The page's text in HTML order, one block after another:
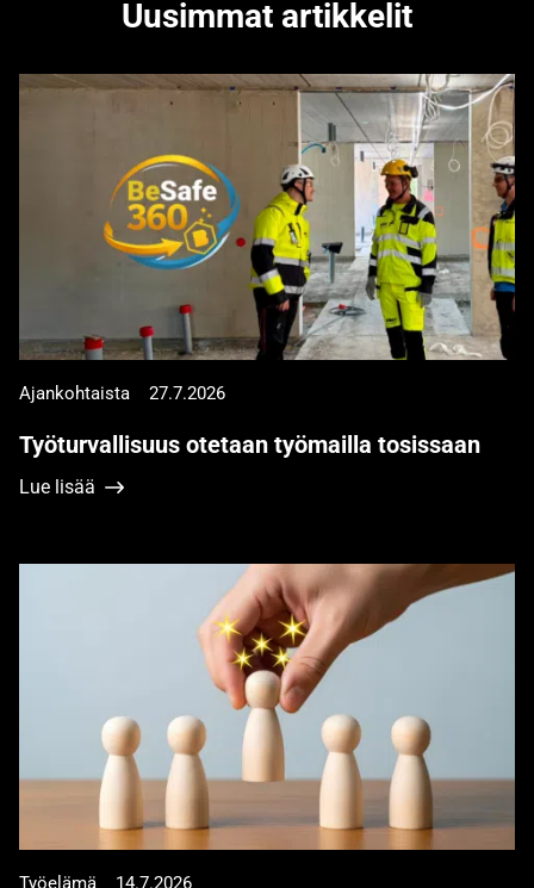
Uusimmat artikkelit
Ajankohtaista 27.7.2026
Työturvallisuus otetaan työmailla tosissaan
Lue lisää
Työelämä 14.7.2026